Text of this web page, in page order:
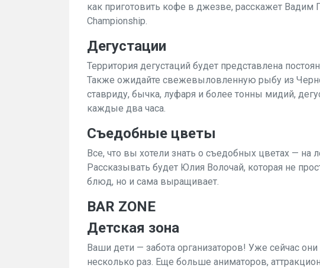
как приготовить кофе в джезве, расскажет Вадим
Championship.
Дегустации
Территория дегустаций будет представлена
Также ожидайте свежевыловленную рыбу из
ставриду, бычка, луфаря и более тонны мидий,
каждые два часа.
Съедобные цветы
Все, что вы хотели знать о съедобных цветах — на
Рассказывать будет Юлия Волочай, которая не
блюд, но и сама выращивает.
BAR ZONE
Детская зона
Ваши дети — забота организаторов! Уже сейчас
несколько раз. Еще больше аниматоров,